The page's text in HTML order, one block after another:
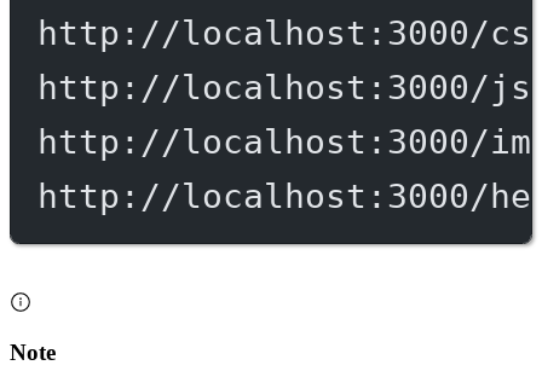
http://localhost:3000/
http://localhost:3000/
http://localhost:3000/
http://localhost:3000/
Note